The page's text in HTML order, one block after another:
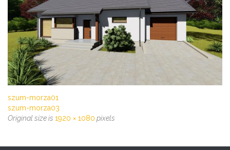
szum-morza01
szum-morza03
Original size is 1920 × 1080 pixels